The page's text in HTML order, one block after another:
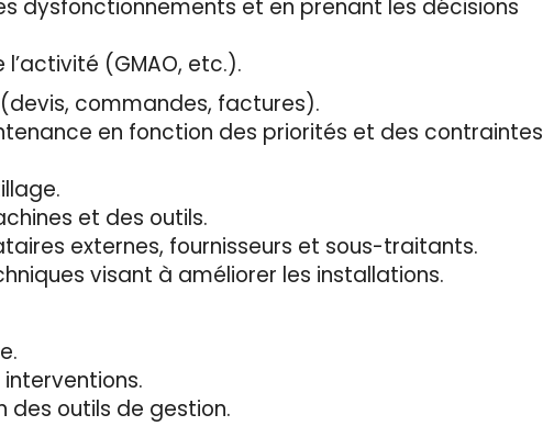
dysfonctionnements et en prenant les décisions
(GMAO, etc.).
commandes, factures).
en fonction des priorités et des contraintes
et des outils.
externes, fournisseurs et sous-traitants.
visant à améliorer les installations.
des outils de gestion.